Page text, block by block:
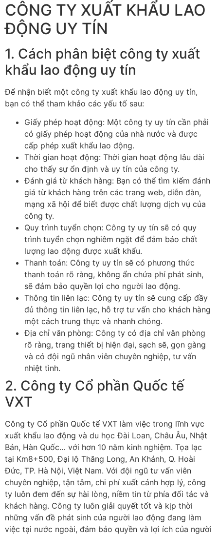
CÔNG TY XUẤT KHẨU LAO
ĐỘNG UY TÍN
1. Cách phân biệt công ty xuất
khẩu lao động uy tín
Để nhận biết một công ty xuất khẩu lao động uy tín,
bạn có thể tham khảo các yếu tố sau:
Giấy phép hoạt động: Một công ty uy tín cần phải
có giấy phép hoạt động của nhà nước và được
cấp phép xuất khẩu lao động.
Thời gian hoạt động: Thời gian hoạt động lâu dài
cho thấy sự ổn định và uy tín của công ty.
Đánh giá từ khách hàng: Bạn có thể tìm kiếm đánh
giá từ khách hàng trên các trang web, diễn đàn,
mạng xã hội để biết được chất lượng dịch vụ của
công ty.
Quy trình tuyển chọn: Công ty uy tín sẽ có quy
trình tuyển chọn nghiêm ngặt để đảm bảo chất
lượng lao động được xuất khẩu.
Thanh toán: Công ty uy tín sẽ có phương thức
thanh toán rõ ràng, không ẩn chứa phí phát sinh,
sẽ đảm bảo quyền lợi cho người lao động.
Thông tin liên lạc: Công ty uy tín sẽ cung cấp đầy
đủ thông tin liên lạc, hỗ trợ tư vấn cho khách hàng
một cách trung thực và nhanh chóng.
Địa chỉ văn phòng: Công ty có địa chỉ văn phòng
rõ ràng, trang thiết bị hiện đại, sạch sẽ, gọn gàng
và có đội ngũ nhân viên chuyên nghiệp, tư vấn
nhiệt tình.
2. Công ty Cổ phần Quốc tế
VXT
Công ty Cổ phần Quốc tế VXT làm việc trong lĩnh vực
xuất khẩu lao động và du học Đài Loan, Châu Âu, Nhật
Bản, Hàn Quốc… với hơn 10 năm kinh nghiệm. Tọa lạc
tại Km8+500, Đại lộ Thăng Long, An Khánh, Q. Hoài
Đức, TP. Hà Nội, Việt Nam. Với đội ngũ tư vấn viên
chuyên nghiệp, tận tâm, chi phí xuất cảnh hợp lý, công
ty luôn đem đến sự hài lòng, niềm tin từ phía đối tác và
khách hàng. Công ty luôn giải quyết tốt và kịp thời
những vấn đề phát sinh của người lao động đang làm
việc tại nước ngoài, đảm bảo quyền và lợi ích của người